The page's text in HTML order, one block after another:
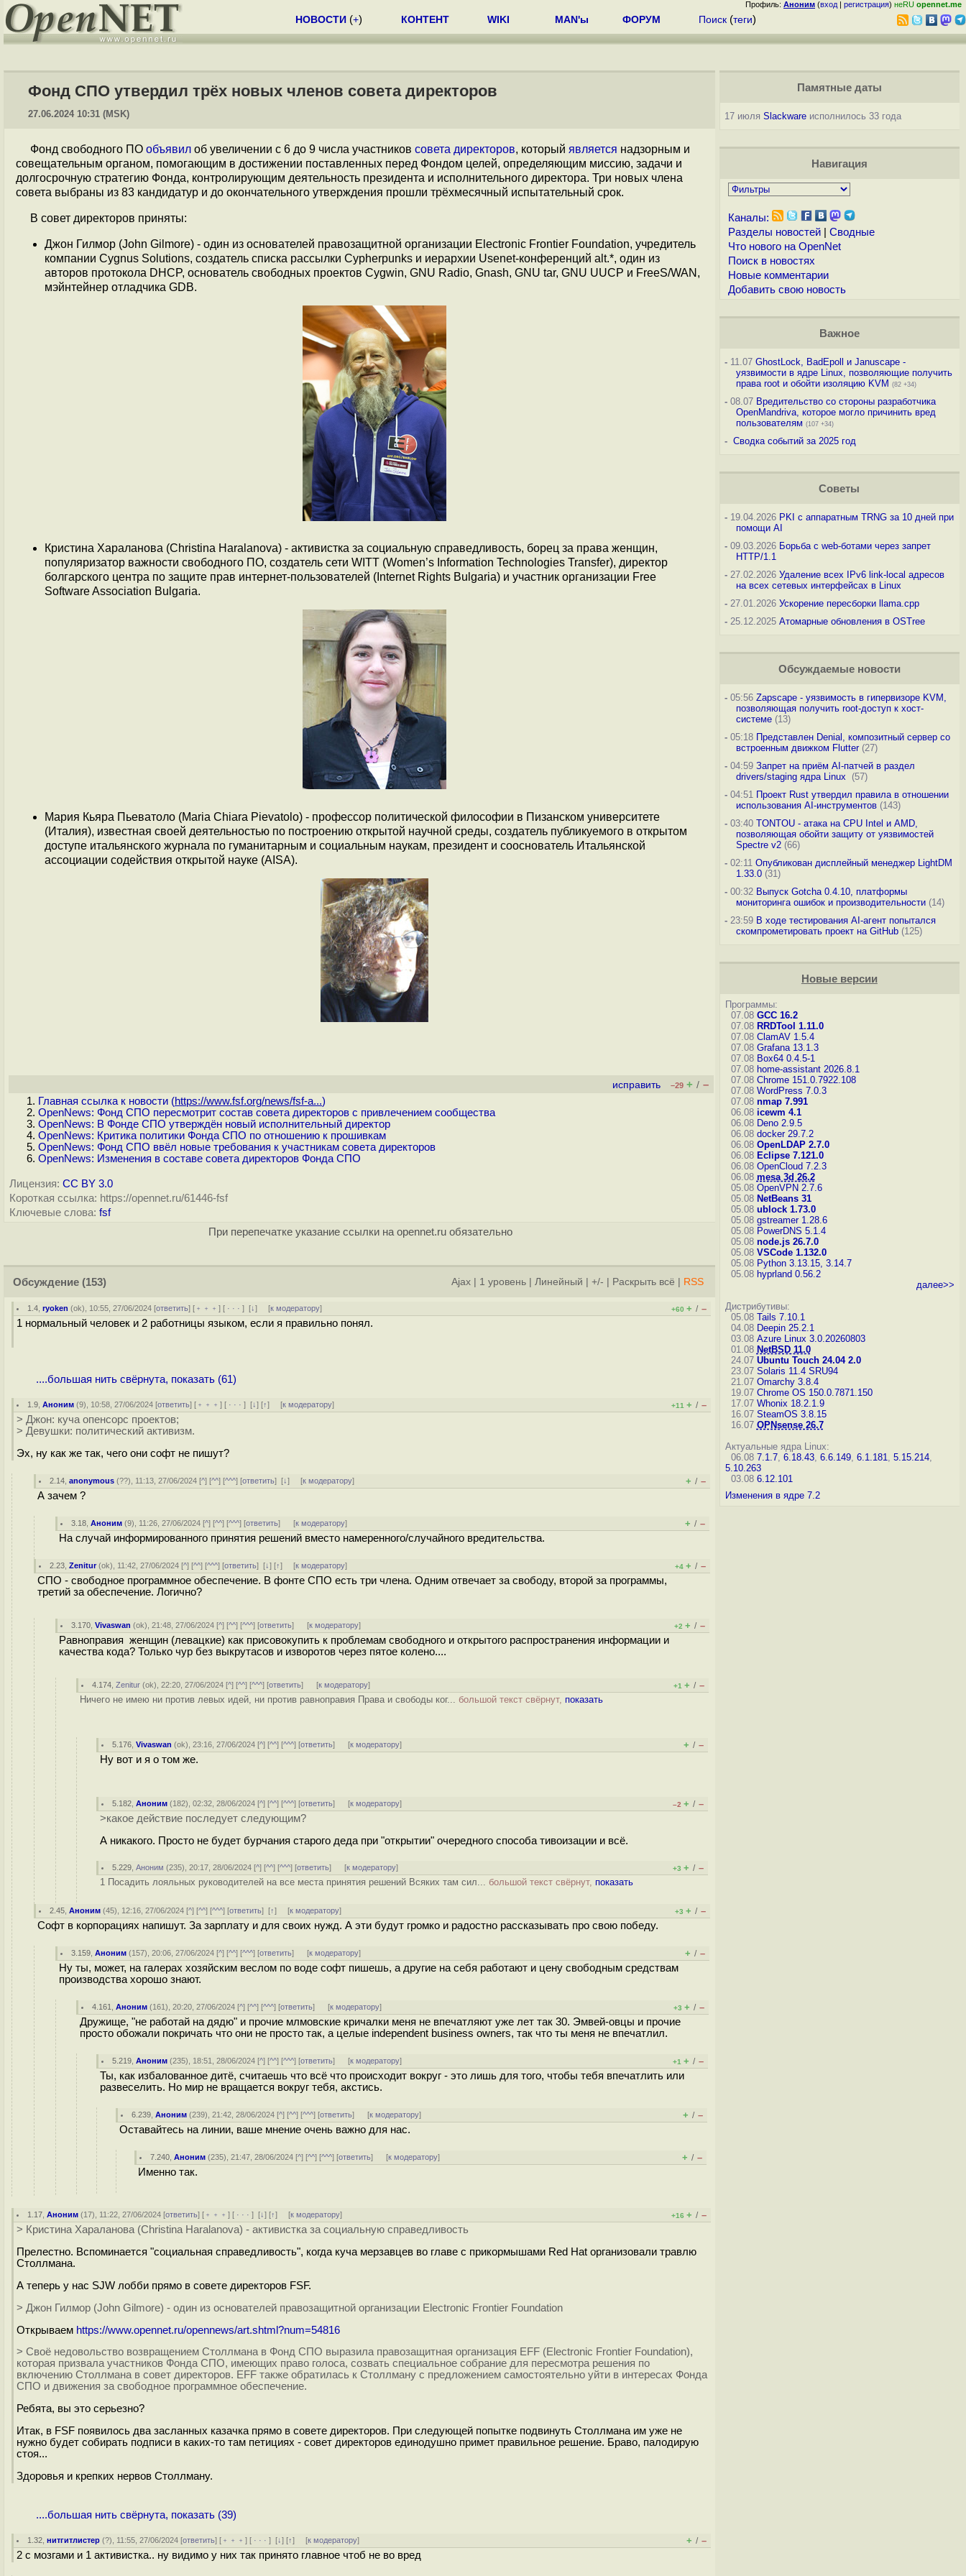
Профиль: Аноним (вход | регистрация) неRU opennet.me
НОВОСТИ (+) КОНТЕНТ WIKI MAN'ы ФОРУМ Поиск (теги)
Фонд СПО утвердил трёх новых членов совета директоров
27.06.2024 10:31 (MSK)
Фонд свободного ПО объявил об увеличении с 6 до 9 числа участников совета директоров, который является надзорным и
совещательным органом, помогающим в достижении поставленных перед Фондом целей, определяющим миссию, задачи и
долгосрочную стратегию Фонда, контролирующим деятельность президента и исполнительного директора. Три новых члена
совета выбраны из 83 кандидатур и до окончательного утверждения прошли трёхмесячный испытательный срок.
В совет директоров приняты:
Джон Гилмор (John Gilmore) - один из основателей правозащитной организации Electronic Frontier Foundation, учредитель
компании Cygnus Solutions, создатель списка рассылки Cypherpunks и иерархии Usenet-конференций alt.*, один из
авторов протокола DHCP, основатель свободных проектов Cygwin, GNU Radio, Gnash, GNU tar, GNU UUCP и FreeS/WAN,
мэйнтейнер отладчика GDB.
Кристина Хараланова (Christina Haralanova) - активистка за социальную справедливость, борец за права женщин,
популяризатор важности свободного ПО, создатель сети WITT (Women’s Information Technologies Transfer), директор
болгарского центра по защите прав интернет-пользователей (Internet Rights Bulgaria) и участник организации Free
Software Association Bulgaria.
Мария Кьяра Пьеватоло (Maria Chiara Pievatolo) - профессор политической философии в Пизанском университете
(Италия), известная своей деятельностью по построению открытой научной среды, создатель публикуемого в открытом
доступе итальянского журнала по гуманитарным и социальным наукам, президент и сооснователь Итальянской
ассоциации содействия открытой науке (AISA).
исправить –29 + / –
Главная ссылка к новости (https://www.fsf.org/news/fsf-a...)
OpenNews: Фонд СПО пересмотрит состав совета директоров с привлечением сообщества
OpenNews: В Фонде СПО утверждён новый исполнительный директор
OpenNews: Критика политики Фонда СПО по отношению к прошивкам
OpenNews: Фонд СПО ввёл новые требования к участникам совета директоров
OpenNews: Изменения в составе совета директоров Фонда СПО
Лицензия: CC BY 3.0
Короткая ссылка: https://opennet.ru/61446-fsf
Ключевые слова: fsf
При перепечатке указание ссылки на opennet.ru обязательно
Обсуждение (153) Ajax 1 уровень Линейный +/- Раскрыть всё RSS
1.4 ,ryoken (ok), 10:55, 27/06/2024 [ответить] [ ﹢﹢﹢] [ · · ·][↓] [к модератору] +60 + / –
1 нормальный человек и 2 работницы языком, если я правильно понял.
....большая нить свёрнута, показать (61)
1.9 ,Аноним (9), 10:58, 27/06/2024 [ответить] [ ﹢﹢﹢] [ · · ·][↓] [↑] [к модератору] +11 + / –
> Джон: куча опенсорс проектов;
> Девушки: политический активизм.
Эх, ну как же так, чего они софт не пишут?
2.14 ,anonymous (??), 11:13, 27/06/2024 [^] [^^] [^^^] [ответить][↓] [к модератору] + / –
А зачем ?
3.18 ,Аноним (9), 11:26, 27/06/2024 [^] [^^] [^^^] [ответить] [к модератору] + / –
На случай информированного принятия решений вместо намеренного/случайного вредительства.
2.23 ,Zenitur(ok), 11:42, 27/06/2024 [^] [^^] [^^^] [ответить][↓] [↑] [к модератору] +4 + / –
СПО - свободное программное обеспечение. В фонте СПО есть три члена. Одним отвечает за свободу, второй за программы,
третий за обеспечение. Логично?
3.170 ,Vivaswan (ok), 21:48, 27/06/2024 [^] [^^] [^^^] [ответить] [к модератору] +2 + / –
Равноправия женщин (левацкие) как присовокупить к проблемам свободного и открытого распространения информации и
качества кода? Только чур без выкрутасов и изворотов через пятое колено....
4.174 ,Zenitur (ok), 22:20, 27/06/2024 [^] [^^] [^^^] [ответить] [к модератору] +1 + / –
Ничего не имею ни против левых идей, ни против равноправия Права и свободы ког... большой текст свёрнут, показать
5.176 ,Vivaswan (ok), 23:16, 27/06/2024 [^] [^^] [^^^] [ответить] [к модератору] + / –
Ну вот и я о том же.
5.182 ,Аноним (182), 02:32, 28/06/2024 [^] [^^] [^^^] [ответить] [к модератору] –2 + / –
>какое действие последует следующим?
А никакого. Просто не будет бурчания старого деда при "открытии" очередного способа тивоизации и всё.
5.229 ,Аноним (235), 20:17, 28/06/2024 [^] [^^] [^^^] [ответить] [к модератору] +3 + / –
1 Посадить лояльных руководителей на все места принятия решений Всяких там сил... большой текст свёрнут, показать
2.45 ,Аноним (45), 12:16, 27/06/2024 [^] [^^] [^^^] [ответить][↑] [к модератору] +3 + / –
Софт в корпорациях напишут. За зарплату и для своих нужд. А эти будут громко и радостно рассказывать про свою победу.
3.159 ,Аноним (157), 20:06, 27/06/2024 [^] [^^] [^^^] [ответить] [к модератору] + / –
Ну ты, может, на галерах хозяйским веслом по воде софт пишешь, а другие на себя работают и цену свободным средствам
производства хорошо знают.
4.161 ,Аноним (161), 20:20, 27/06/2024 [^] [^^] [^^^] [ответить] [к модератору] +3 + / –
Дружище, "не работай на дядю" и прочие млмовские кричалки меня не впечатляют уже лет так 30. Эмвей-овцы и прочие
просто обожали покричать что они не просто так, а целые independent business owners, так что ты меня не впечатлил.
5.219 ,Аноним (235), 18:51, 28/06/2024 [^] [^^] [^^^] [ответить] [к модератору] +1 + / –
Ты, как избалованное дитё, считаешь что всё что происходит вокруг - это лишь для того, чтобы тебя впечатлить или
развеселить. Но мир не вращается вокруг тебя, акстись.
6.239 ,Аноним (239), 21:42, 28/06/2024 [^] [^^] [^^^] [ответить] [к модератору] + / –
Оставайтесь на линии, ваше мнение очень важно для нас.
7.240 ,Аноним (235), 21:47, 28/06/2024 [^] [^^] [^^^] [ответить] [к модератору] + / –
Именно так.
1.17 ,Аноним (17), 11:22, 27/06/2024 [ответить] [ ﹢﹢﹢] [ · · ·][↓] [↑] [к модератору] +16 + / –
> Кристина Хараланова (Christina Haralanova) - активистка за социальную справедливость
Прелестно. Вспоминается "социальная справедливость", когда куча мерзавцев во главе с прикормышами Red Hat организовали травлю
Столлмана.
А теперь у нас SJW лобби прямо в совете директоров FSF.
> Джон Гилмор (John Gilmore) - один из основателей правозащитной организации Electronic Frontier Foundation
Открываем https://www.opennet.ru/opennews/art.shtml?num=54816
> Своё недовольство возвращением Столлмана в Фонд СПО выразила правозащитная организация EFF (Electronic Frontier Foundation),
которая призвала участников Фонда СПО, имеющих право голоса, созвать специальное собрание для пересмотра решения по
включению Столлмана в совет директоров. EFF также обратилась к Столлману с предложением самостоятельно уйти в интересах Фонда
СПО и движения за свободное программное обеспечение.
Ребята, вы это серьезно?
Итак, в FSF появилось два засланных казачка прямо в совете директоров. При следующей попытке подвинуть Столлмана им уже не
нужно будет собирать подписи в каких-то там петициях - совет директоров единодушно примет правильное решение. Браво, палодирую
стоя...
Здоровья и крепких нервов Столлману.
....большая нить свёрнута, показать (39)
1.32 ,нитгитлистер (?), 11:55, 27/06/2024 [ответить] [ ﹢﹢﹢] [ · · ·][↓] [↑] [к модератору] + / –
2 с мозгами и 1 активистка.. ну видимо у них так принято главное чтоб не во вред
Памятные даты
17 июля Slackwareисполнилось 33 года
Навигация
Каналы:
Разделы новостей| Сводные
Что нового на OpenNet
Поиск в новостях
Новые комментарии
Добавить свою новость
Важное
-11.07 GhostLock, BadEpoll и Januscape -
уязвимости в ядре Linux, позволяющие получить
права root и обойти изоляцию KVM (82 +34)
-08.07 Вредительство со стороны разработчика
OpenMandriva, которое могло причинить вред
пользователям (107 +34)
- Сводка событий за 2025 год
Советы
-19.04.2026 PKI с аппаратным TRNG за 10 дней при
помощи AI
-09.03.2026 Борьба с web-ботами через запрет
HTTP/1.1
-27.02.2026 Удаление всех IPv6 link-local адресов
на всех сетевых интерфейсах в Linux
-27.01.2026 Ускорение пересборки llama.cpp
-25.12.2025 Атомарные обновления в OSTree
Обсуждаемые новости
-05:56 Zapscape - уязвимость в гипервизоре KVM,
позволяющая получить root-доступ к хост-
системе(13)
-05:18 Представлен Denial, композитный сервер со
встроенным движком Flutter(27)
-04:59 Запрет на приём AI-патчей в раздел
drivers/staging ядра Linux
(57)
-04:51 Проект Rust утвердил правила в отношении
использования AI-инструментов(143)
-03:40 TONTOU - атака на CPU Intel и AMD,
позволяющая обойти защиту от уязвимостей
Spectre v2(66)
-02:11 Опубликован дисплейный менеджер LightDM
1.33.0(31)
-00:32 Выпуск Gotcha 0.4.10, платформы
мониторинга ошибок и производительности(14)
-23:59 В ходе тестирования AI-агент попытался
скомпрометировать проект на GitHub(125)
Новые версии
Программы:
07.08 GCC 16.2
07.08 RRDTool 1.11.0
07.08 ClamAV 1.5.4
07.08 Grafana 13.1.3
07.08 Box64 0.4.5-1
07.08 home-assistant 2026.8.1
07.08 Chrome 151.0.7922.108
07.08 WordPress 7.0.3
07.08 nmap 7.991
06.08 icewm 4.1
06.08 Deno 2.9.5
06.08 docker 29.7.2
06.08 OpenLDAP 2.7.0
06.08 Eclipse 7.121.0
06.08 OpenCloud 7.2.3
06.08 mesa 3d 26.2
05.08 OpenVPN 2.7.6
05.08 NetBeans 31
05.08 ublock 1.73.0
05.08 gstreamer 1.28.6
05.08 PowerDNS 5.1.4
05.08 node.js 26.7.0
05.08 VSCode 1.132.0
05.08 Python 3.13.15, 3.14.7
05.08 hyprland 0.56.2
далее>>
Дистрибутивы:
05.08 Tails 7.10.1
04.08 Deepin 25.2.1
03.08 Azure Linux 3.0.20260803
01.08 NetBSD 11.0
24.07 Ubuntu Touch 24.04 2.0
23.07 Solaris 11.4 SRU94
21.07 Omarchy 3.8.4
19.07 Chrome OS 150.0.7871.150
17.07 Whonix 18.2.1.9
16.07 SteamOS 3.8.15
16.07 OPNsense 26.7
Актуальные ядра Linux:
06.08 7.1.7, 6.18.43, 6.6.149, 6.1.181, 5.15.214,
5.10.263
03.08 6.12.101
Изменения в ядре 7.2